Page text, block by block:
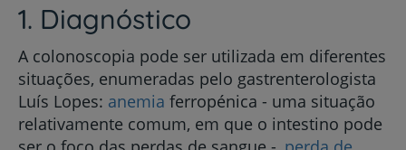
1. Diagnóstico
A colonoscopia pode ser utilizada em diferentes
situações, enumeradas pelo gastrenterologista
Luís Lopes: anemia ferropénica - uma situação
relativamente comum, em que o intestino pode